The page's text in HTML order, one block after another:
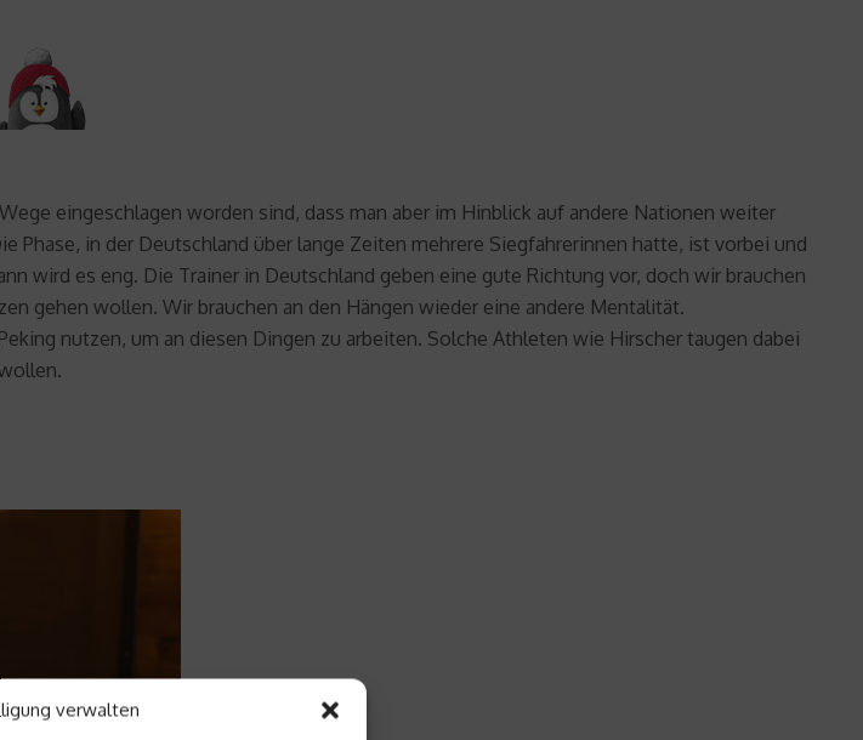
verwalten
eingeschlagen worden sind, dass man aber im Hinblick auf andere Nationen weiter
Phase, in der Deutschland über lange Zeiten mehrere Siegfahrerinnen hatte, ist vorbei und
wird es eng. Die Trainer in Deutschland geben eine gute Richtung vor, doch wir brauchen
gehen wollen. Wir brauchen an den Hängen wieder eine andere Mentalität.
nutzen, um an diesen Dingen zu arbeiten. Solche Athleten wie Hirscher taugen dabei